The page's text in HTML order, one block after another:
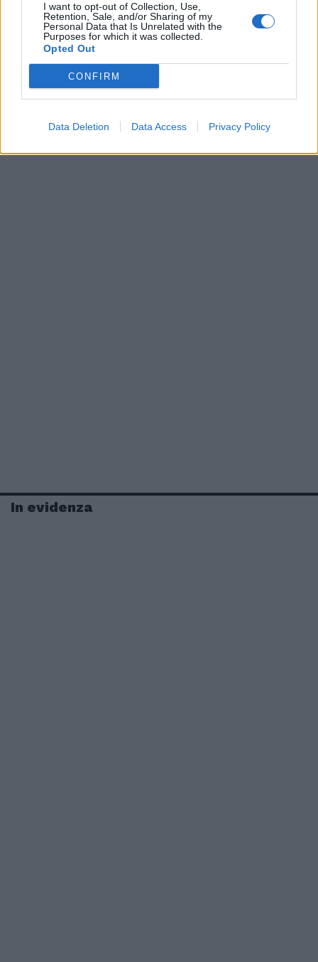
I want to opt-out of Collection, Use,
Retention, Sale, and/or Sharing of my
Personal Data that Is Unrelated with the
Purposes for which it was collected.
Opted Out
CONFIRM
Data Deletion Data Access Privacy Policy
In evidenza